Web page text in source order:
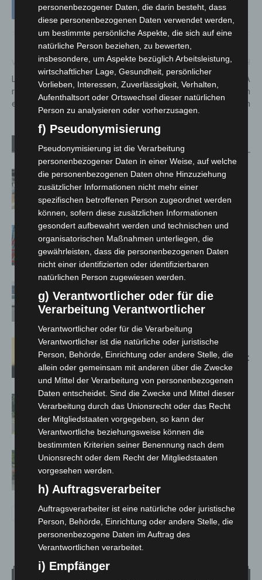
Vorheriger Artikel
Langenhagen: Unbekannte
rauben 83-Jährigen in der
eigenen Wohnung aus
Nächster Artikel
Kostenloses WLAN für ÜSTRA
Fahrgäste auf allen
Stadtbahn- und Buslinien
Verwandte Artikel Mehr vom Autor
Kunst trifft Weingenuss: Barbara-
Susann Mehring zeigt ihre Werke im
Jacques’ Wein-Depot Isernhagen
A2: Zweite Turbobaustelle startet
zwischen Hannover-West und
Bothfeld
kehren nach Waldbrandeinsatz aus
Spanien zurück
Hannover: Erste Tigermücken-
Population in Niedersachsen entdeckt
Brand im „Haus der Begegnung“ in
Neuwarmbüchen schnell eingedämmt
Region Hannover: 21 neue
Notfallsanitäter starten beim Roten
personenbezogener Daten, die darin besteht, dass
diese personenbezogenen Daten verwendet werden,
um bestimmte persönliche Aspekte, die sich auf eine
natürliche Person beziehen, zu bewerten,
insbesondere, um Aspekte bezüglich Arbeitsleistung,
wirtschaftlicher Lage, Gesundheit, persönlicher
Vorlieben, Interessen, Zuverlässigkeit, Verhalten,
Aufenthaltsort oder Ortswechsel dieser natürlichen
Person zu analysieren oder vorherzusagen.
f) Pseudonymisierung
Pseudonymisierung ist die Verarbeitung
personenbezogener Daten in einer Weise, auf welche
die personenbezogenen Daten ohne Hinzuziehung
zusätzlicher Informationen nicht mehr einer
spezifischen betroffenen Person zugeordnet werden
können, sofern diese zusätzlichen Informationen
gesondert aufbewahrt werden und technischen und
organisatorischen Maßnahmen unterliegen, die
gewährleisten, dass die personenbezogenen Daten
nicht einer identifizierten oder identifizierbaren
natürlichen Person zugewiesen werden.
g) Verantwortlicher oder für die
Verarbeitung Verantwortlicher
Verantwortlicher oder für die Verarbeitung
Verantwortlicher ist die natürliche oder juristische
Person, Behörde, Einrichtung oder andere Stelle, die
allein oder gemeinsam mit anderen über die Zwecke
und Mittel der Verarbeitung von personenbezogenen
Daten entscheidet. Sind die Zwecke und Mittel dieser
Verarbeitung durch das Unionsrecht oder das Recht
der Mitgliedstaaten vorgegeben, so kann der
Verantwortliche beziehungsweise können die
bestimmten Kriterien seiner Benennung nach dem
Unionsrecht oder dem Recht der Mitgliedstaaten
vorgesehen werden.
h) Auftragsverarbeiter
Auftragsverarbeiter ist eine natürliche oder juristische
Person, Behörde, Einrichtung oder andere Stelle, die
personenbezogene Daten im Auftrag des
Verantwortlichen verarbeitet.
i) Empfänger